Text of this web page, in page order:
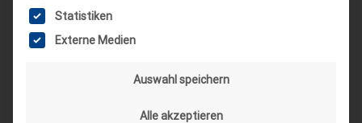
[alle Veranstaltungen]
Statistiken
Externe Medien
Auswahl speichern
Alle akzeptieren